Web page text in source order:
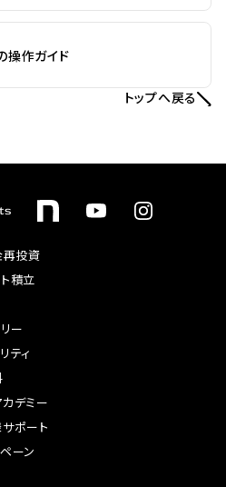
操作ガイド
トップへ戻る
投資
積立
ー
ティ
デミー
ポート
ーン